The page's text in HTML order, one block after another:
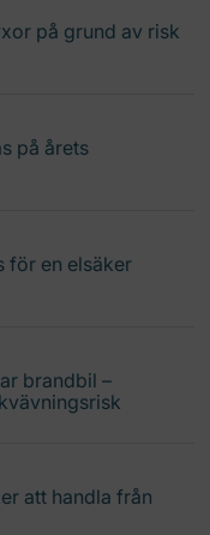
på grund av risk
på årets
för en elsäker
brandbil –
att handla från